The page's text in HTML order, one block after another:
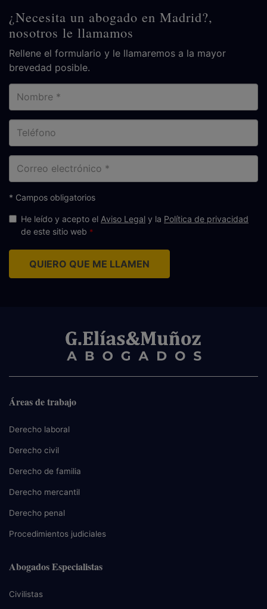
¿Necesita un abogado en Madrid?,
nosotros le llamamos
Rellene el formulario y le llamaremos a la mayor
brevedad posible.
electrónico
* Campos obligatorios
He leído y acepto el Aviso Legal y la Política de privacidad
de este sitio web
QUIERO QUE ME LLAMEN
Áreas de trabajo
Derecho laboral
Derecho civil
Derecho de familia
Derecho mercantil
Derecho penal
Procedimientos judiciales
Abogados Especialistas
Civilistas